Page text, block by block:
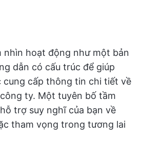
nhìn hoạt động như một bản
dẫn có cấu trúc để giúp
cung cấp thông tin chi tiết về
ty. Một tuyên bố tầm
trợ suy nghĩ của bạn về
tham vọng trong tương lai